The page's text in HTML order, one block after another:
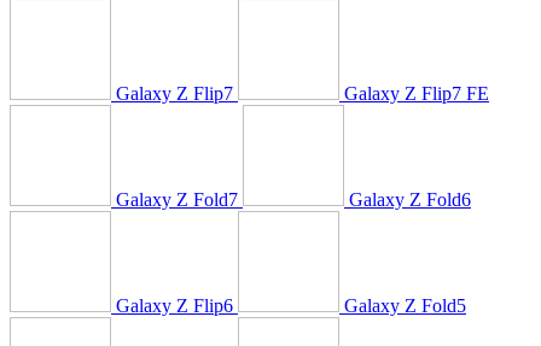
Galaxy Z Flip7 Galaxy Z Flip7 FE
Galaxy Z Fold7 Galaxy Z Fold6
Galaxy Z Flip6 Galaxy Z Fold5